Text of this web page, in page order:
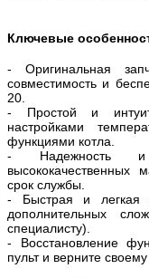
Ключевые
- Оригинальная
совместимость и
20.
- Простой и
настройками
функциями котла.
- Надежность и
высококачественных
срок службы.
- Быстрая и легкая
дополнительных
специалисту).
- Восстановление
пульт и верните